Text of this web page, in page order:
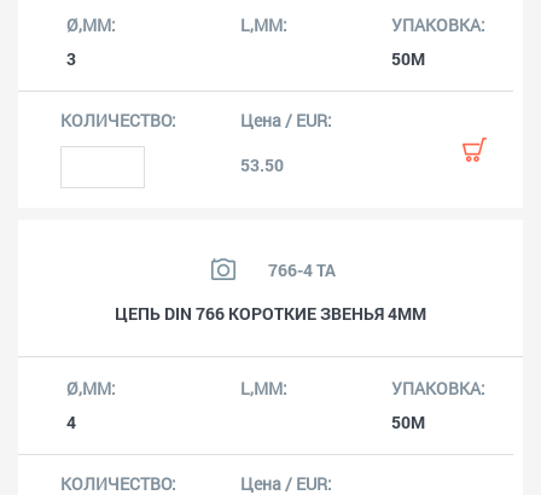
3 50M
53.50
766-4 TA
ЦЕПЬ DIN 766 КОРОТКИЕ ЗВЕНЬЯ 4ММ
4 50M